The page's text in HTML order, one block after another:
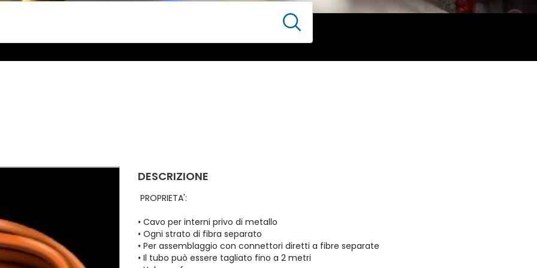
DESCRIZIONE
PROPRIETA':
• Cavo per interni privo di metallo
• Ogni strato di fibra separato
• Per assemblaggio con connettori diretti a fibre separate
• Il tubo può essere tagliato fino a 2 metri